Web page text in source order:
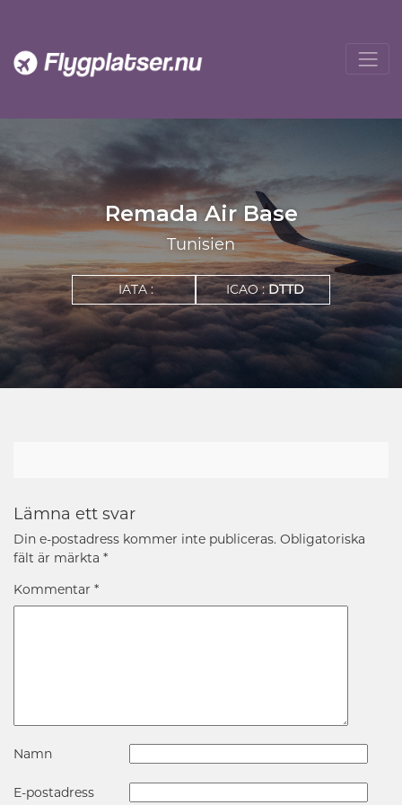
Remada Air Base
Tunisien
IATA : ICAO :DTTD
Lämna ett svar
Din e-postadress kommer inte publiceras. Obligatoriska
fält är märkta *
Kommentar *
Namn
E-postadress